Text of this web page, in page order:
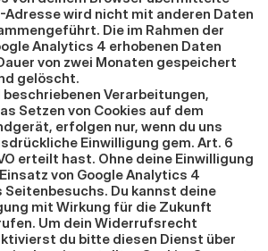
Adresse wird nicht mit anderen Daten
Die im Rahmen der
Analytics 4 erhobenen Daten
von zwei Monaten gespeichert
gelöscht.
Verarbeitungen,
Setzen von Cookies auf dem
erfolgen nur, wenn du uns
Einwilligung gem. Art. 6
erteilt hast. Ohne deine Einwilligung
von Google Analytics 4
Seitenbesuchs. Du kannst deine
mit Wirkung für die Zukunft
Um dein Widerrufsrecht
du bitte diesen Dienst über